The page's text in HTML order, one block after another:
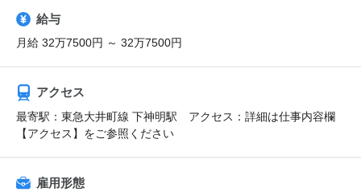
給与
月給 32万7500円 ～ 32万7500円
アクセス
最寄駅：東急大井町線 下神明駅 アクセス：詳細は仕事内容欄
【アクセス】をご参照ください
雇用形態